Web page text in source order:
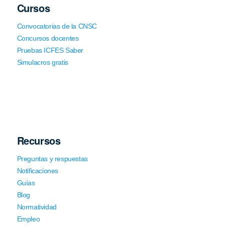
Cursos
Convocatorias de la CNSC
Concursos docentes
Pruebas ICFES Saber
Simulacros gratis
Recursos
Preguntas y respuestas
Notificaciones
Guías
Blog
Normatividad
Empleo